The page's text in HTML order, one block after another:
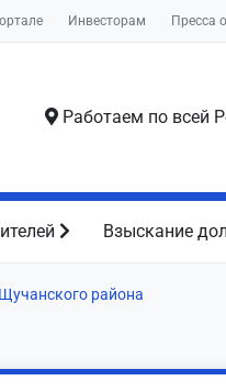
Инвесторам Пресса
Работаем по всей
Взыскание
района